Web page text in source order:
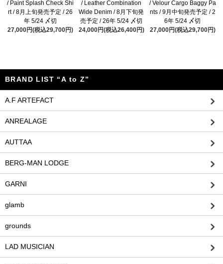
/ Paint Splash Check Shi
rt / 8月上旬発売予定 / 26
年 5/24 〆切
27,000円(税込29,700円)
/ Leather Combination
Wide Denim / 8月下旬発
売予定 / 26年 5/24 〆切
24,000円(税込26,400円)
/ Velour Cargo Baggy Pa
nts / 9月中旬発売予定 / 2
6年 5/24 〆切
27,000円(税込29,700円)
BRAND LIST “A to Z”
A.F ARTEFACT
ANREALAGE
AUTTAA
BERG-MAN LODGE
GARNI
glamb
grounds
LAD MUSICIAN